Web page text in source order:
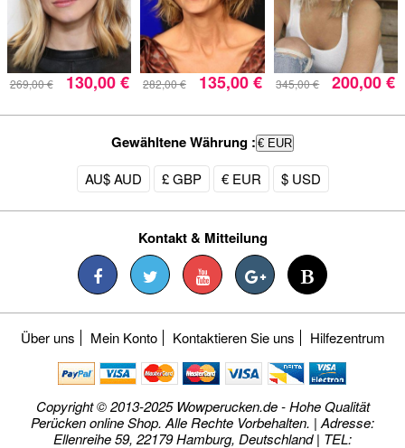
269,00 € 130,00 € 282,00 € 135,00 € 345,00 € 200,00 €
Gewähltene Währung : € EUR
AU$ AUD £ GBP € EUR $ USD
Kontakt & Mitteilung
Über uns Mein Konto Kontaktieren Sie uns Hilfezentrum
Copyright © 2013-2025 Wowperucken.de - Hohe Qualität
Perücken online Shop. Alle Rechte Vorbehalten. | Adresse:
Ellenreihe 59, 22179 Hamburg, Deutschland | TEL: